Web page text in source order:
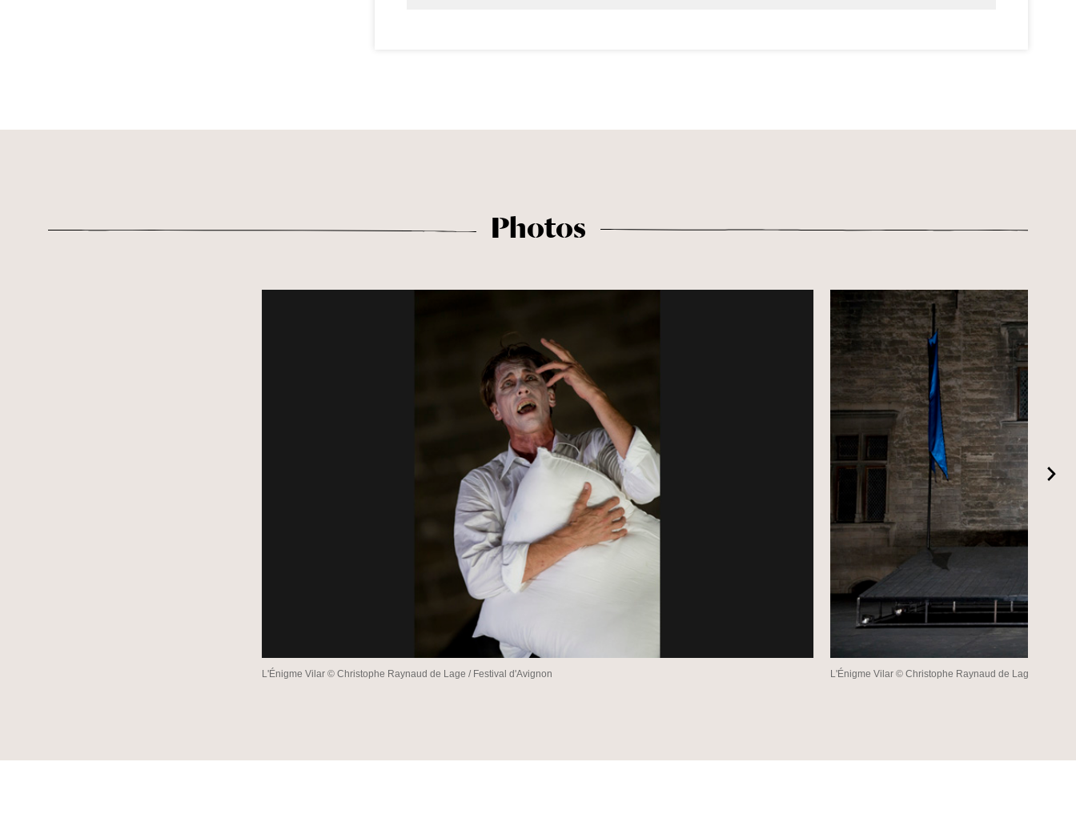
Photos
L'Énigme Vilar © Christophe Raynaud de Lage / Festival d'Avignon L'Énigme Vilar © Christophe Raynaud de Lage /